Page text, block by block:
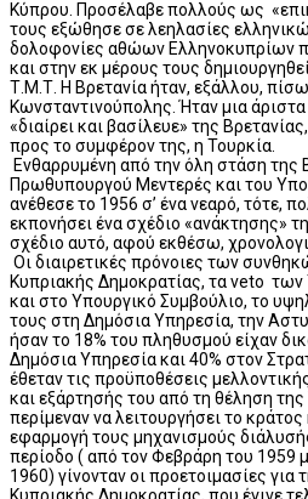
Κύπρου. Προσέλαβε πολλούς ως
τους εξώθησε σε λεηλασίες
δολοφονίες αθώων Ελληνοκυπρίων
και στην εκ μέρους τους
Τ.Μ.Τ. Η Βρετανία ήταν, εξάλλου,
Κωνσταντινούπολης. Ήταν μια
«διαίρει και βασίλευε» της
προς το συμφέρον της, η Τουρκία.
Ενθαρρυμένη από την όλη στάση της
Πρωθυπουργού Μεντερές και του
ανέθεσε το 1956 σ’ ένα νεαρό, τότε,
εκπονήσει ένα σχέδιο «ανάκτησης»
σχέδιο αυτό, αφού εκθέσω,
Οι διαιρετικές πρόνοιες των
Κυπριακής Δημοκρατίας, τα veto
και στο Υπουργικό Συμβούλιο, το
τους στη Δημόσια Υπηρεσία, την
ήσαν το 18% του πληθυσμού είχαν
Δημόσια Υπηρεσία και 40% στον
έθεταν τις προϋποθέσεις
και εξάρτησής του από τη θέληση της
περίμεναν να λειτουργήσει το
εφαρμογή τους μηχανισμούς
περίοδο ( από τον Φεβράρη του 1959
1960) γίνονταν οι προετοιμασίες
Κυπριακής Δημοκρατίας, που έγινε